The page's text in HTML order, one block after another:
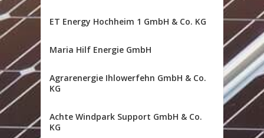
ET Energy Hochheim 1 GmbH & Co. KG
Maria Hilf Energie GmbH
Agrarenergie Ihlowerfehn GmbH & Co.
KG
Achte Windpark Support GmbH & Co.
KG